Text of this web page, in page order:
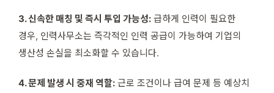
3. 신속한 매칭 및 즉시 투입 가능성: 급하게 인력이 필요한
경우, 인력사무소는 즉각적인 인력 공급이 가능하여 기업의
생산성 손실을 최소화할 수 있습니다.
4. 문제 발생 시 중재 역할: 근로 조건이나 급여 문제 등 예상치